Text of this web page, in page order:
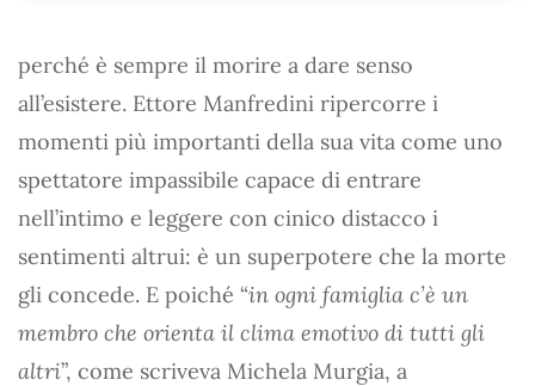
perché è sempre il morire a dare senso
all’esistere. Ettore Manfredini ripercorre i
momenti più importanti della sua vita come uno
spettatore impassibile capace di entrare
nell’intimo e leggere con cinico distacco i
sentimenti altrui: è un superpotere che la morte
gli concede. E poiché “in ogni famiglia c’è un
membro che orienta il clima emotivo di tutti gli
altri”, come scriveva Michela Murgia, a